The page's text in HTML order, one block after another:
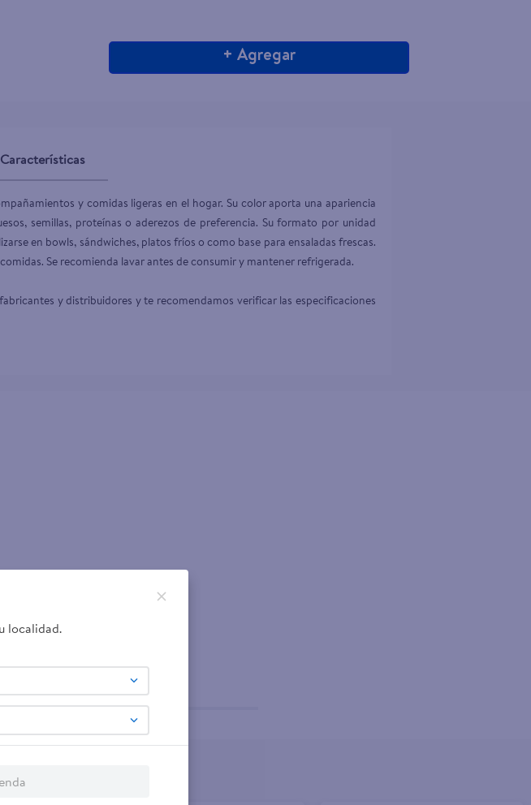
+ Agregar
Características
y comidas ligeras en el hogar. Su color aporta una apariencia
semillas, proteínas o aderezos de preferencia. Su formato por unidad
en bowls, sándwiches, platos fríos o como base para ensaladas frescas.
Se recomienda lavar antes de consumir y mantener refrigerada.
y distribuidores y te recomendamos verificar las especificaciones
localidad.